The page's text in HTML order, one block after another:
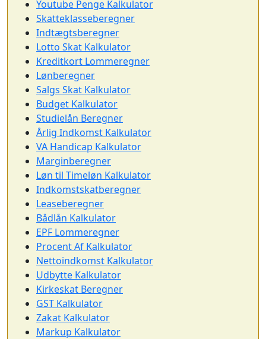
Youtube Penge Kalkulator
Skatteklasseberegner
Indtægtsberegner
Lotto Skat Kalkulator
Kreditkort Lommeregner
Lønberegner
Salgs Skat Kalkulator
Budget Kalkulator
Studielån Beregner
Årlig Indkomst Kalkulator
VA Handicap Kalkulator
Marginberegner
Løn til Timeløn Kalkulator
Indkomstskatberegner
Leaseberegner
Bådlån Kalkulator
EPF Lommeregner
Procent Af Kalkulator
Nettoindkomst Kalkulator
Udbytte Kalkulator
Kirkeskat Beregner
GST Kalkulator
Zakat Kalkulator
Markup Kalkulator